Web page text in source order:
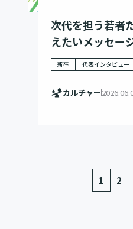
次代を担う若者
えたいメッセー
新卒 代表インタビュー
カルチャー
1 2